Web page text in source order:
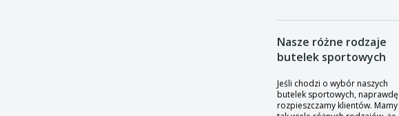
Nasze różne rodzaje
butelek sportowych
Jeśli chodzi o wybór naszych
butelek sportowych, naprawdę
rozpieszczamy klientów. Mamy